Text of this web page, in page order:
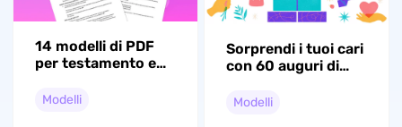
14 modelli di PDF
per testamento e
potrai utilizzare
Modelli
Sorprendi i tuoi cari
con 60 auguri di
Modelli